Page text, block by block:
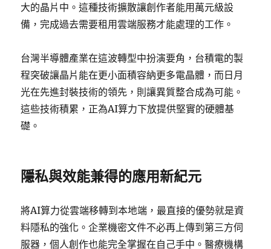
大的晶片中。這種技術擴散讓創作者能用萬元級設
備，完成過去需要租用雲端服務才能處理的工作。
台灣半導體產業在這波轉型中扮演要角，台積電的製
程突破讓晶片能在更小面積容納更多電晶體，而日月
光在先進封裝技術的領先，則讓異質整合成為可能。
這些技術積累，正為AI算力下放提供堅實的硬體基
礎。
隱私與效能兼得的應用新紀元
將AI算力從雲端移轉到本地端，最直接的優勢就是資
料隱私的強化。企業機密文件不必再上傳到第三方伺
服器，個人創作也能完全掌握在自己手中。醫療機構